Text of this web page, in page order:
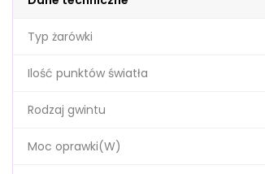
Typ żarówki
Ilość punktów światła
Rodzaj gwintu
Moc oprawki(W)